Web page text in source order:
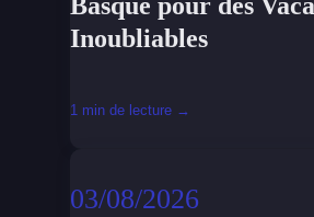
Inoubliables
1 min de lecture →
03/08/2026